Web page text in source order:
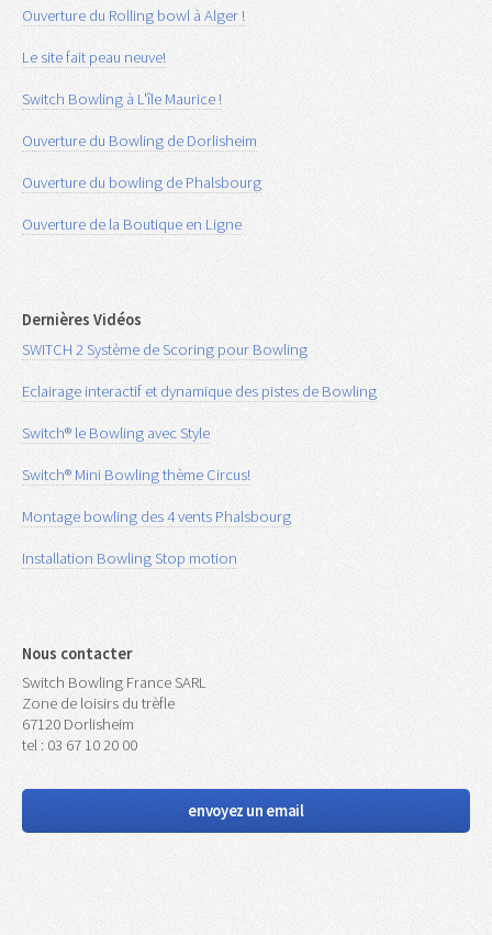
Ouverture du Rolling bowl à Alger !
Le site fait peau neuve!
Switch Bowling à L'île Maurice !
Ouverture du Bowling de Dorlisheim
Ouverture du bowling de Phalsbourg
Ouverture de la Boutique en Ligne
Dernières Vidéos
SWITCH 2 Système de Scoring pour Bowling
Eclairage interactif et dynamique des pistes de Bowling
Switch® le Bowling avec Style
Switch® Mini Bowling thème Circus!
Montage bowling des 4 vents Phalsbourg
Installation Bowling Stop motion
Nous contacter
Switch Bowling France SARL
Zone de loisirs du trèfle
67120 Dorlisheim
tel : 03 67 10 20 00
envoyez un email